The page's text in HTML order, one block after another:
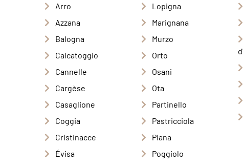
Arro
Azzana
Balogna
Calcatoggio
Cannelle
Cargèse
Casaglione
Coggia
Cristinacce
Évisa
Lopigna
Marignana
Murzo
Orto
Osani
Ota
Partinello
Pastricciola
Piana
Poggiolo